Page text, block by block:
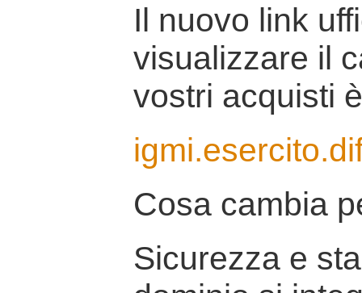
Il nuovo link
visualizzare il
vostri acquisti
Cosa cambia
Sicurezza e